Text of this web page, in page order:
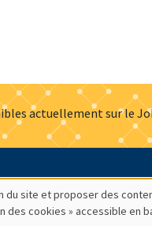
actuellement sur le
Mentions légales
site et proposer des
cookies » accessible en